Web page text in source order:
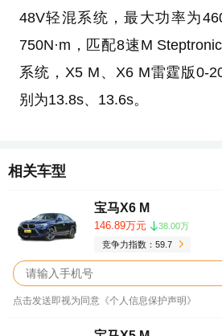
48V轻混系统，最大功率为
750N·m，匹配8速M
系统，X5 M、X6 M雷霆版0-
别为13.8s、13.6s。
相关车型
宝马X6 M
146.89万元
38.00万
竞争力指数：59.7
点击发送即视为同意《个人信息保护声明》